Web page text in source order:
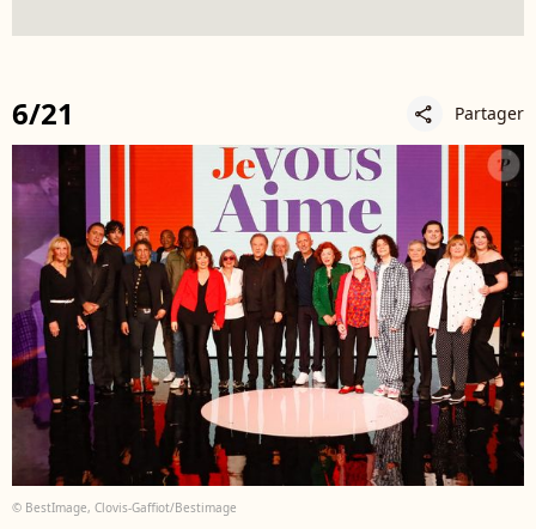
6/21 share Partager
© BestImage, Clovis-Gaffiot/Bestimage